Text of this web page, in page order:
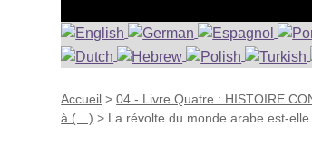
Accueil >04 - Livre Quatre : HISTOIRE
à (…) > La révolte du monde arabe est-